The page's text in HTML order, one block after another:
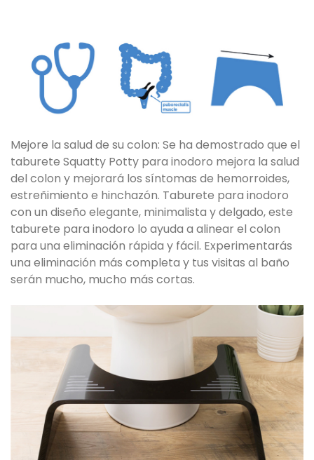
Mejore la salud de su colon: Se ha demostrado que el
taburete Squatty Potty para inodoro mejora la salud
del colon y mejorará los síntomas de hemorroides,
estreñimiento e hinchazón. Taburete para inodoro
con un diseño elegante, minimalista y delgado, este
taburete para inodoro lo ayuda a alinear el colon
para una eliminación rápida y fácil. Experimentarás
una eliminación más completa y tus visitas al baño
serán mucho, mucho más cortas.